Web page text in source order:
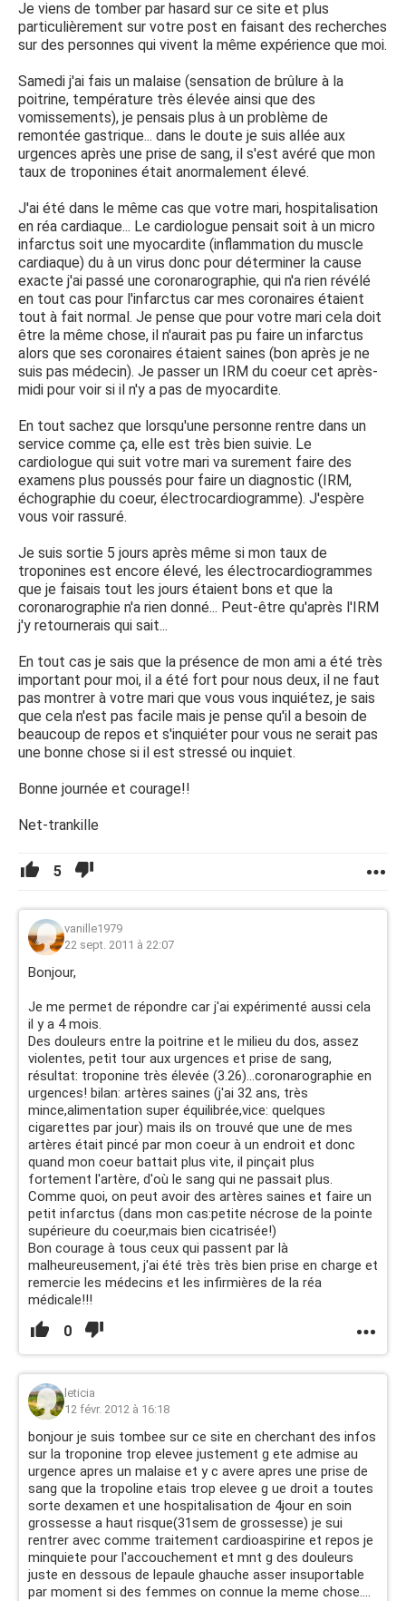
Je viens de tomber par hasard sur ce site et plus
particulièrement sur votre post en faisant des recherches
sur des personnes qui vivent la même expérience que moi.
Samedi j'ai fais un malaise (sensation de brûlure à la
poitrine, température très élevée ainsi que des
vomissements), je pensais plus à un problème de
remontée gastrique... dans le doute je suis allée aux
urgences après une prise de sang, il s'est avéré que mon
taux de troponines était anormalement élevé.
J'ai été dans le même cas que votre mari, hospitalisation
en réa cardiaque... Le cardiologue pensait soit à un micro
infarctus soit une myocardite (inflammation du muscle
cardiaque) du à un virus donc pour déterminer la cause
exacte j'ai passé une coronarographie, qui n'a rien révélé
en tout cas pour l'infarctus car mes coronaires étaient
tout à fait normal. Je pense que pour votre mari cela doit
être la même chose, il n'aurait pas pu faire un infarctus
alors que ses coronaires étaient saines (bon après je ne
suis pas médecin). Je passer un IRM du coeur cet après-
midi pour voir si il n'y a pas de myocardite.
En tout sachez que lorsqu'une personne rentre dans un
service comme ça, elle est très bien suivie. Le
cardiologue qui suit votre mari va surement faire des
examens plus poussés pour faire un diagnostic (IRM,
échographie du coeur, électrocardiogramme). J'espère
vous voir rassuré.
Je suis sortie 5 jours après même si mon taux de
troponines est encore élevé, les électrocardiogrammes
que je faisais tout les jours étaient bons et que la
coronarographie n'a rien donné... Peut-être qu'après l'IRM
j'y retournerais qui sait...
En tout cas je sais que la présence de mon ami a été très
important pour moi, il a été fort pour nous deux, il ne faut
pas montrer à votre mari que vous vous inquiétez, je sais
que cela n'est pas facile mais je pense qu'il a besoin de
beaucoup de repos et s'inquiéter pour vous ne serait pas
une bonne chose si il est stressé ou inquiet.
Bonne journée et courage!!
Net-trankille
5
vanille1979
22 sept. 2011 à 22:07
Bonjour,
Je me permet de répondre car j'ai expérimenté aussi cela
il y a 4 mois.
Des douleurs entre la poitrine et le milieu du dos, assez
violentes, petit tour aux urgences et prise de sang,
résultat: troponine très élevée (3.26)...coronarographie en
urgences! bilan: artères saines (j'ai 32 ans, très
mince,alimentation super équilibrée,vice: quelques
cigarettes par jour) mais ils on trouvé que une de mes
artères était pincé par mon coeur à un endroit et donc
quand mon coeur battait plus vite, il pinçait plus
fortement l'artère, d'où le sang qui ne passait plus.
Comme quoi, on peut avoir des artères saines et faire un
petit infarctus (dans mon cas:petite nécrose de la pointe
supérieure du coeur,mais bien cicatrisée!)
Bon courage à tous ceux qui passent par là
malheureusement, j'ai été très très bien prise en charge et
remercie les médecins et les infirmières de la réa
médicale!!!
0
leticia
12 févr. 2012 à 16:18
bonjour je suis tombee sur ce site en cherchant des infos
sur la troponine trop elevee justement g ete admise au
urgence apres un malaise et y c avere apres une prise de
sang que la tropoline etais trop elevee g ue droit a toutes
sorte dexamen et une hospitalisation de 4jour en soin
grossesse a haut risque(31sem de grossesse) je sui
rentrer avec comme traitement cardioaspirine et repos je
minquiete pour l'accouchement et mnt g des douleurs
juste en dessous de lepaule ghauche asser insuportable
par moment si des femmes on connue la meme chose....